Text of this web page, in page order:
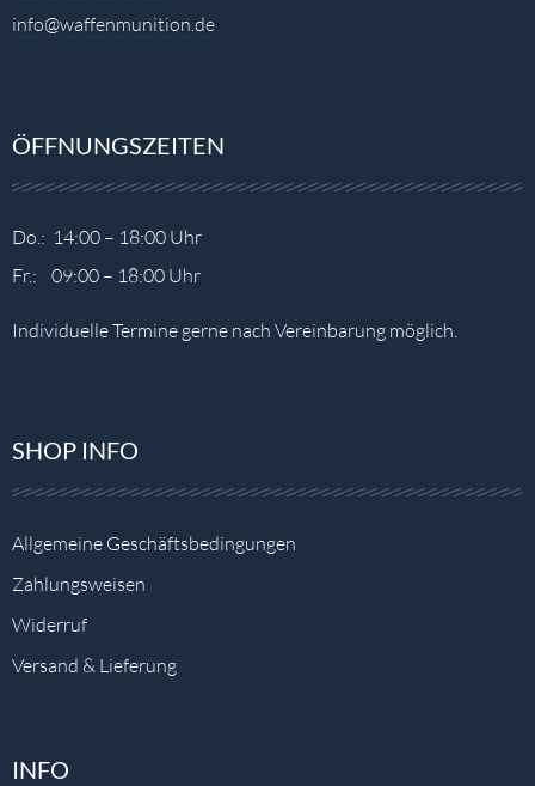
info@waffenmunition.de
ÖFFNUNGSZEITEN
Do.: 14:00 – 18:00 Uhr
Fr.: 09:00 – 18:00 Uhr
Individuelle Termine gerne nach Vereinbarung möglich.
SHOP INFO
Allgemeine Geschäftsbedingungen
Zahlungsweisen
Widerruf
Versand & Lieferung
INFO